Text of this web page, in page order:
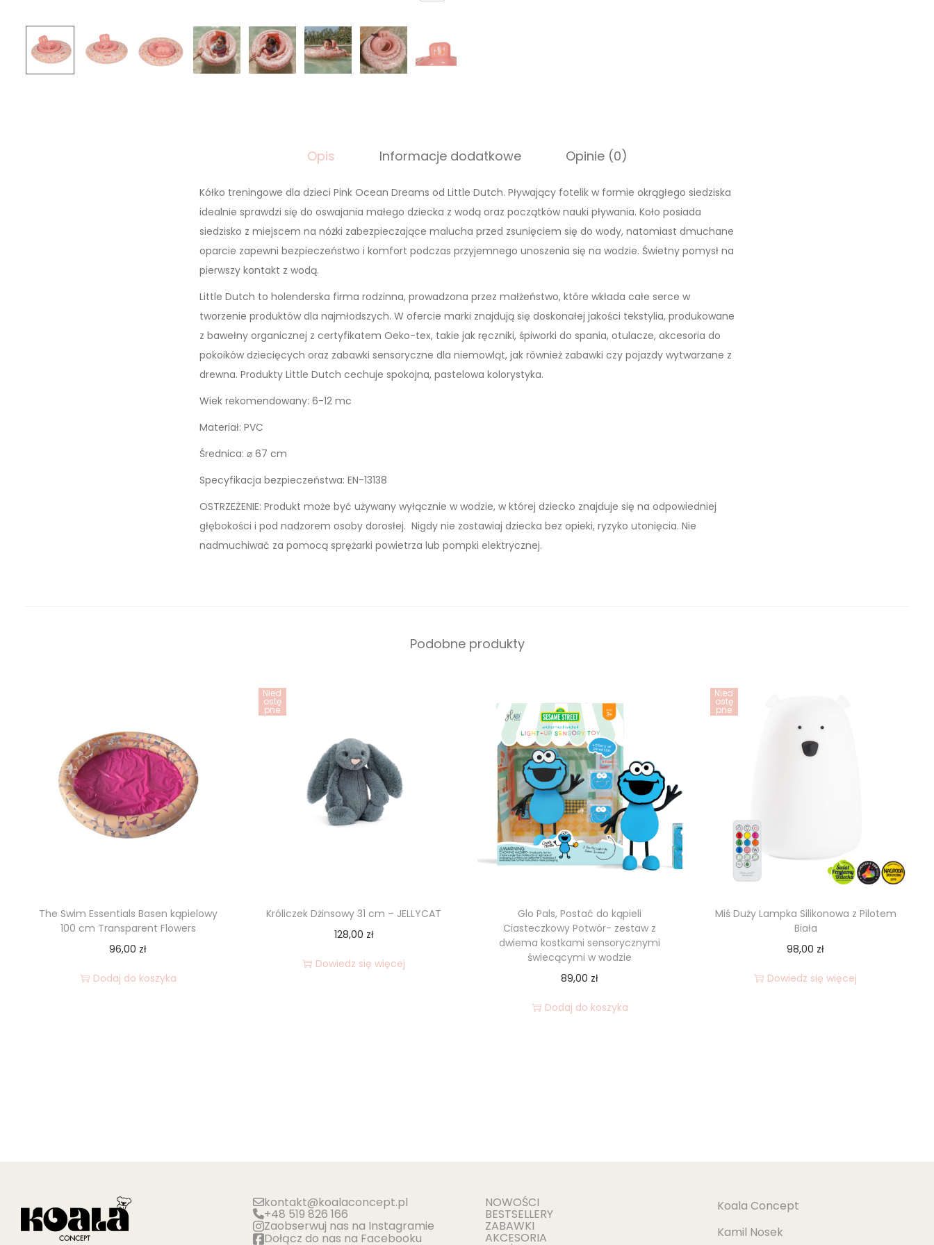
Opis Informacje dodatkowe Opinie (0)
Kółko treningowe dla dzieci Pink Ocean Dreams od Little Dutch. Pływający fotelik w formie okrągłego siedziska
idealnie sprawdzi się do oswajania małego dziecka z wodą oraz początków nauki pływania. Koło posiada
siedzisko z miejscem na nóżki zabezpieczające malucha przed zsunięciem się do wody, natomiast dmuchane
oparcie zapewni bezpieczeństwo i komfort podczas przyjemnego unoszenia się na wodzie. Świetny pomysł na
pierwszy kontakt z wodą.
Little Dutch to holenderska firma rodzinna, prowadzona przez małżeństwo, które wkłada całe serce w
tworzenie produktów dla najmłodszych. W ofercie marki znajdują się doskonałej jakości tekstylia, produkowane
z bawełny organicznej z certyfikatem Oeko-tex, takie jak ręczniki, śpiworki do spania, otulacze, akcesoria do
pokoików dziecięcych oraz zabawki sensoryczne dla niemowląt, jak również zabawki czy pojazdy wytwarzane z
drewna. Produkty Little Dutch cechuje spokojna, pastelowa kolorystyka.
Wiek rekomendowany: 6-12 mc
Materiał: PVC
Średnica: ⌀ 67 cm
Specyfikacja bezpieczeństwa: EN-13138
OSTRZEŻENIE: Produkt może być używany wyłącznie w wodzie, w której dziecko znajduje się na odpowiedniej
głębokości i pod nadzorem osoby dorosłej. Nigdy nie zostawiaj dziecka bez opieki, ryzyko utonięcia. Nie
nadmuchiwać za pomocą sprężarki powietrza lub pompki elektrycznej.
Podobne produkty
The Swim Essentials Basen kąpielowy
100 cm Transparent Flowers
96,00 zł
Dodaj do koszyka
Nied
ostę
pne
Króliczek Dżinsowy 31 cm – JELLYCAT
128,00 zł
Dowiedz się więcej
Glo Pals, Postać do kąpieli
Ciasteczkowy Potwór- zestaw z
dwiema kostkami sensorycznymi
świecącymi w wodzie
89,00 zł
Dodaj do koszyka
Nied
ostę
pne
Miś Duży Lampka Silikonowa z Pilotem
Biała
98,00 zł
Dowiedz się więcej
Koala Concept
Kamil Nosek
kontakt@koalaconcept.pl
+48 519 826 166
Zaobserwuj nas na Instagramie
Dołącz do nas na Facebooku
NOWOŚCI
BESTSELLERY
ZABAWKI
AKCESORIA